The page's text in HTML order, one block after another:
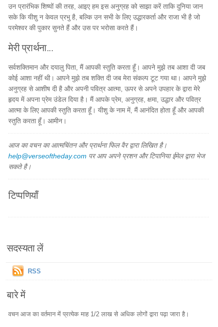
उन प्रारंभिक शिष्यों की तरह, आइए हम इस अनुग्रह को साझा करें ताकि दुनिया जान
सके कि यीशु न केवल प्रभु है, बल्कि उन सभी के लिए उद्धारकर्ता और राजा भी है जो
परमेश्वर की पुकार सुनते हैं और उस पर भरोसा करते हैं।
मेरी प्रार्थना...
सर्वशक्तिमान और दयालु पिता, मैं आपकी स्तुति करता हूँ। आपने मुझे तब आशा दी जब
कोई आशा नहीं थी। आपने मुझे तब शक्ति दी जब मेरा संकल्प टूट गया था। आपने मुझे
अनुग्रह से आशीष दी है और अपनी पवित्र आत्मा, ऊपर से अपने उपहार के द्वारा मेरे
हृदय में अपना प्रेम उंडेल दिया है। मैं आपके प्रेम, अनुग्रह, क्षमा, उद्धार और पवित्र
आत्मा के लिए आपकी स्तुति करता हूँ। यीशु के नाम में, मैं आनंदित होता हूँ और आपकी
स्तुति करता हूँ। आमीन।
आज का वचन का आत्मचिंतन और प्रार्थना फिल वैर द्वारा लिखित है।
help@verseoftheday.com पर आप अपने प्रशन और टिपानिया ईमेल द्वारा भेज
सकते है।
टिप्पणियाँ
सदस्यता लें
RSS
बारे में
वचन आज का वर्तमान में प्रत्येक माह 1/2 लाख से अधिक लोगों द्वारा पढ़ा जारा है।